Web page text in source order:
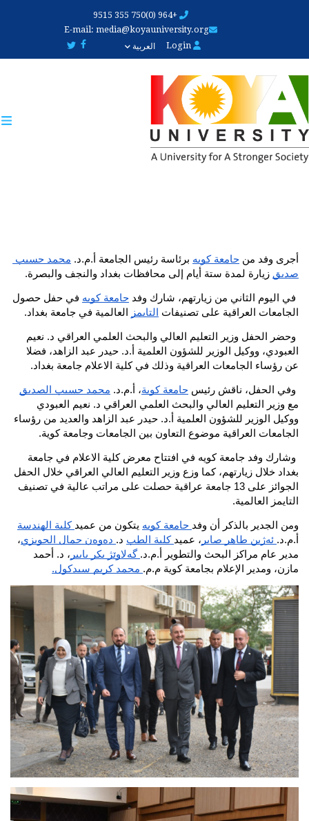
content
+964 (0)750 355 9515
E-mail: media@koyauniversity.org
Login
العربية
أجرى وفد من جامعة كويه برئاسة رئيس الجامعة أ.م.د.
صديق زيارة لمدة ستة أيام إلى محافظات بغداد والنجف والبصرة.
في اليوم الثاني من زيارتهم، شارك وفد جامعة كويه
الجامعات العراقية على تصنيفات
التايمز العالمية في جامعة بغداد.
عن رؤساء الجامعات العراقية وذلك في كلية الاعلام جامعة بغداد.
وفي الحفل، ناقش رئيس جامعة كوية، أ.م.د. محمد حسيب الصديق
الجامعات العراقية موضوع التعاون بين الجامعات وجامعة كوية.
التايمز العالمية.
ومن الجدير بالذكر أن وفد جامعة كويه يتكون من عميد كلية الهندسة
أ.م.د. ئەژین طاهر صابر ، عميد كلية الطب د. دەوەن جمال الحويزي
مدير عام مراكز البحث والتطوير أ.م.د. گەلاوێژ بكر بابير
مازن، ومدير الإعلام بجامعة كوية م.م. محمد كريم سيدكول.